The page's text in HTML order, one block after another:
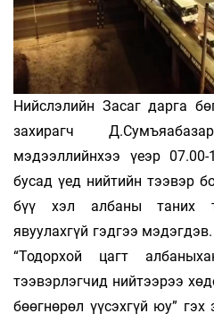
Нийслэлийн Засаг дарга
захирагч
мэдээллийнхээ үеэр 07.00-
бусад үед нийтийн тээвэр
бүү хэл албаны таних
явуулахгүй гэдгээ
“Тодорхой цагт
тээвэрлэгчид нийтээрээ
бөөгнөрөл үүсэхгүй юу”